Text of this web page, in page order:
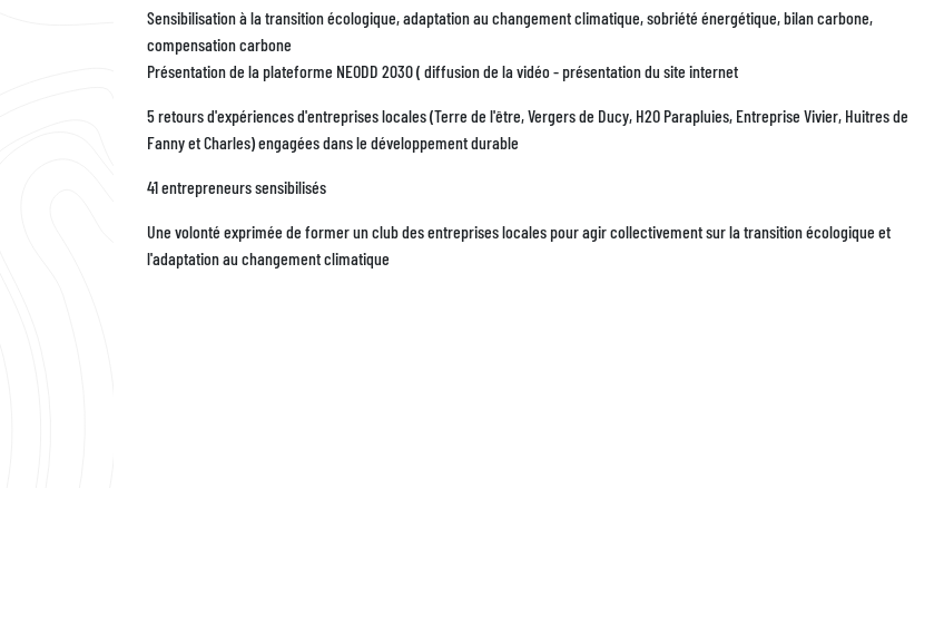
Sensibilisation à la transition écologique, adaptation au changement climatique, sobriété énergétique, bilan carbone,
compensation carbone
Présentation de la plateforme NEODD 2030 ( diffusion de la vidéo - présentation du site internet
5 retours d'expériences d'entreprises locales (Terre de l'être, Vergers de Ducy, H2O Parapluies, Entreprise Vivier, Huitres de
Fanny et Charles) engagées dans le développement durable
41 entrepreneurs sensibilisés
Une volonté exprimée de former un club des entreprises locales pour agir collectivement sur la transition écologique et
l'adaptation au changement climatique